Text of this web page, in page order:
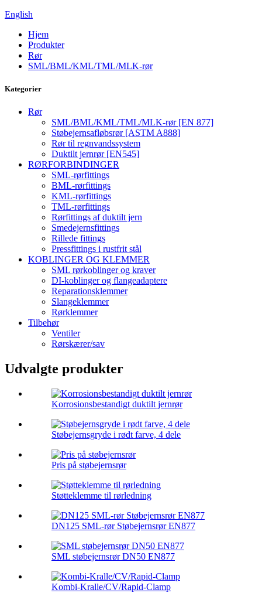
English
Hjem
Produkter
Rør
SML/BML/KML/TML/MLK-rør
Kategorier
Rør
SML/BML/KML/TML/MLK-rør [EN 877]
Støbejernsafløbsrør [ASTM A888]
Rør til regnvandssystem
Duktilt jernrør [EN545]
RØRFORBINDINGER
SML-rørfittings
BML-rørfittings
KML-rørfittings
TML-rørfittings
Rørfittings af duktilt jern
Smedejernsfittings
Rillede fittings
Pressfittings i rustfrit stål
KOBLINGER OG KLEMMER
SML rørkoblinger og kraver
DI-koblinger og flangeadaptere
Reparationsklemmer
Slangeklemmer
Rørklemmer
Tilbehør
Ventiler
Rørskærer/sav
Udvalgte produkter
Korrosionsbestandigt duktilt jernrør
Støbejernsgryde i rødt farve, 4 dele
Pris på støbejernsrør
Støtteklemme til rørledning
DN125 SML-rør Støbejernsrør EN877
SML støbejernsrør DN50 EN877
Kombi-Kralle/CV/Rapid-Clamp